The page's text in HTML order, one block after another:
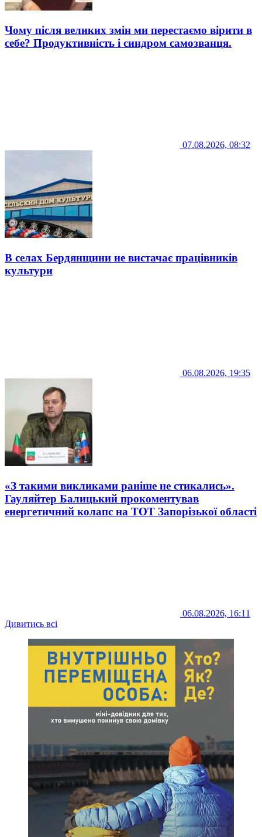
Чому після великих змін ми перестаємо вірити в
себе? Продуктивність і синдром самозванця.
07.08.2026, 08:32
В селах Бердянщини не вистачає працівників
культури
06.08.2026, 19:35
«З такими викликами раніше не стикались».
Гауляйтер Балицький прокоментував
енергетичний колапс на ТОТ Запорізької області
06.08.2026, 16:11
Дивитись всі